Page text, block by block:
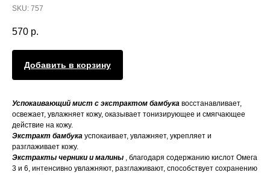
SKU: 757
570 р.
Добавить в корзину
Успокаивающий мист с экстрактом бамбука восстанавливает,
освежает, увлажняет кожу, оказывает тонизирующее и смягчающее
действие на кожу.
Экстракт бамбука успокаивает, увлажняет, укрепляет и
разглаживает кожу.
Экстракты черники и малины , благодаря содержанию кислот Омега
3 и 6, интенсивно увлажняют, разглаживают, способствует сохранению